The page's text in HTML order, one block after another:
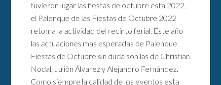
tuvieron lugar las fiestas de octubre esta 2022,
el Palenque de las Fiestas de Octubre 2022
retoma la actividad del recinto ferial. Este año
las actuaciones mas esperadas de Palenque
Fiestas de Octubre sin duda son las de Christian
Nodal, Julión Álvarez y Alejandro Fernández.
Como siempre la calidad de los eventos esta